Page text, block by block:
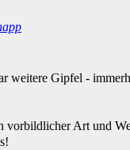
weitere Gipfel -
vorbildlicher Art und